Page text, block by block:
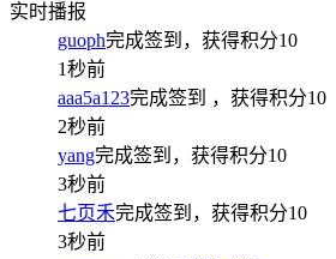
实时播报
guoph完成签到，获得积分10
1秒前
aaa5a123完成签到 ，获得积分10
2秒前
yang完成签到，获得积分10
3秒前
七页禾完成签到，获得积分10
3秒前